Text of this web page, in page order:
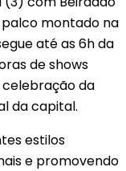
montado na
até as 6h da
de shows
da
da capital.
estilos
e promovendo